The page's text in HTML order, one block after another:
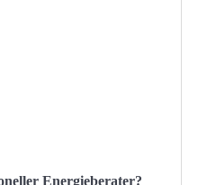
Energieberater?